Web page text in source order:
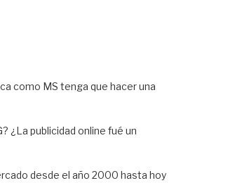
como MS tenga que hacer una
¿La publicidad online fué un
desde el año 2000 hasta hoy